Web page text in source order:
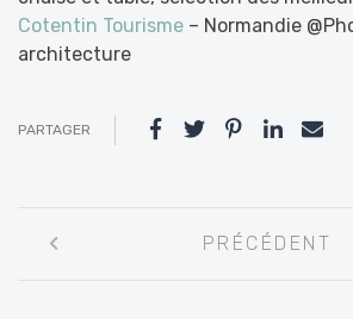
Cotentin Tourisme – Normandie
architecture
PARTAGER
entre
PRÉCÉDENT